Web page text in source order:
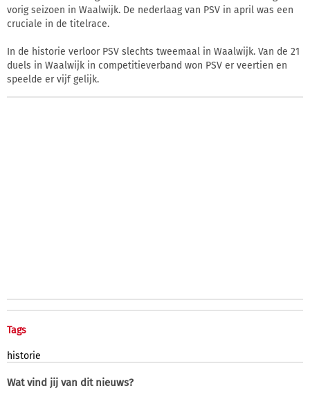
vorig seizoen in Waalwijk. De nederlaag van PSV in april was een
cruciale in de titelrace.
In de historie verloor PSV slechts tweemaal in Waalwijk. Van de 21
duels in Waalwijk in competitieverband won PSV er veertien en
speelde er vijf gelijk.
Tags
historie
Wat vind jij van dit nieuws?